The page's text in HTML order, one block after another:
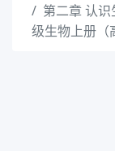
第二章 认
级生物上册（